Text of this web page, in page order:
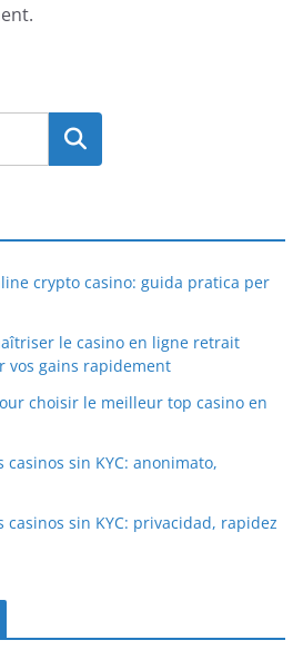
Search
crypto casino: guida pratica per
le casino en ligne retrait
vos gains rapidement
choisir le meilleur top casino en
sin KYC: anonimato,
casinos sin KYC: privacidad, rapidez